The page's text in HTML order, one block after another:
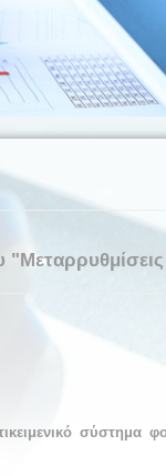
σύστημα